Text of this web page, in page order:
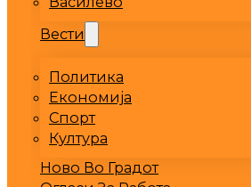
Вести
Политика
Економија
Спорт
Култура
Ново Во Градот